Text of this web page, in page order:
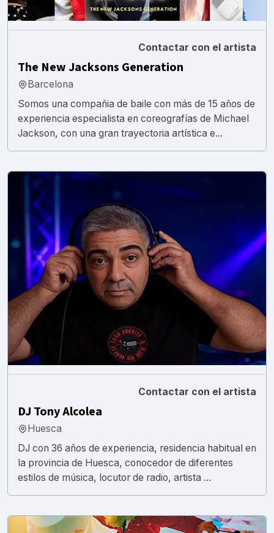
Contactar con el artista
The New Jacksons Generation
Barcelona
Somos una compañia de baile con más de 15 años de
experiencia especialista en coreografías de Michael
Jackson, con una gran trayectoria artística e...
Contactar con el artista
DJ Tony Alcolea
Huesca
DJ con 36 años de experiencia, residencia habitual en
la provincia de Huesca, conocedor de diferentes
estilos de música, locutor de radio, artista ...